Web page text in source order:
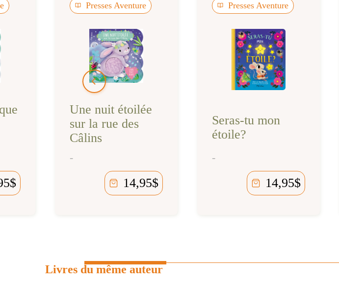
Presses Aventure
Seras-tu mon
étoile?
-
14,95$
$
Presses Aventure
Une nuit étoilée
sur la rue des
Câlins
-
14,95$
Livres du même auteur